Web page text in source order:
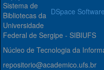
DSpace Software
Sistema de
Bibliotecas da
Universidade
Federal de Sergipe - SIBIUFS
Núcleo de Tecnologia da
repositorio@academico.ufs.br